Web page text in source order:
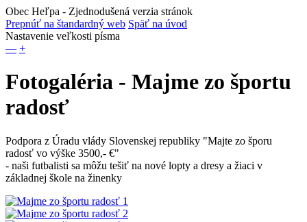
Obec Heľpa - Zjednodušená verzia stránok
Prepnúť na štandardný web Späť na úvod
Nastavenie veľkosti písma
— +
Fotogaléria - Majme zo športu
radosť
Podpora z Úradu vlády Slovenskej republiky "Majte zo šporu
radosť vo výške 3500,- €"
- naši futbalisti sa môžu tešiť na nové lopty a dresy a žiaci v
základnej škole na žinenky